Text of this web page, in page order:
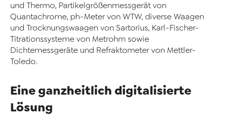
und Thermo, Partikelgrößenmessgerät von
Quantachrome, ph-Meter von WTW, diverse Waagen
und Trocknungswaagen von Sartorius, Karl-Fischer-
Titrationssysteme von Metrohm sowie
Dichtemessgeräte und Refraktometer von Mettler-
Toledo.
Eine ganzheitlich digitalisierte
Lösung